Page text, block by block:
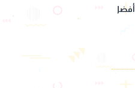
لحفله غدًا في تونس